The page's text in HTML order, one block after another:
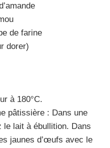
de farine
dorer)
à 180°C.
pâtissière : Dans une
le lait à ébullition. Dans
jaunes d’œufs avec le